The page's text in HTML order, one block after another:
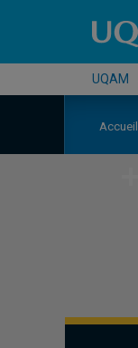
UQAM
Accueil